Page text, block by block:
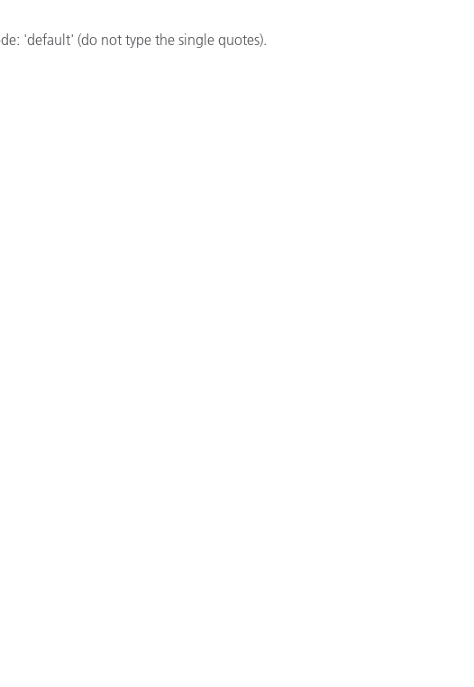
'default' (do not type the single quotes).